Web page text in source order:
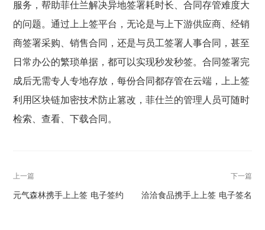
服务，帮助菲仕兰解决异地签署耗时长、合同存管难度大
的问题。通过上上签平台，无论是与上下游供应商、经销
商签署采购、销售合同，还是与员工签署人事合同，甚至
日常办公的繁琐单据，都可以实现秒发秒签。合同签署完
成后无需专人专地存放，每份合同都存管在云端，上上签
利用区块链加密技术防止篡改，菲仕兰的管理人员可随时
检索、查看、下载合同。
上一篇
元气森林携手上上签 电子签约
下一篇
洽洽食品携手上上签 电子签名